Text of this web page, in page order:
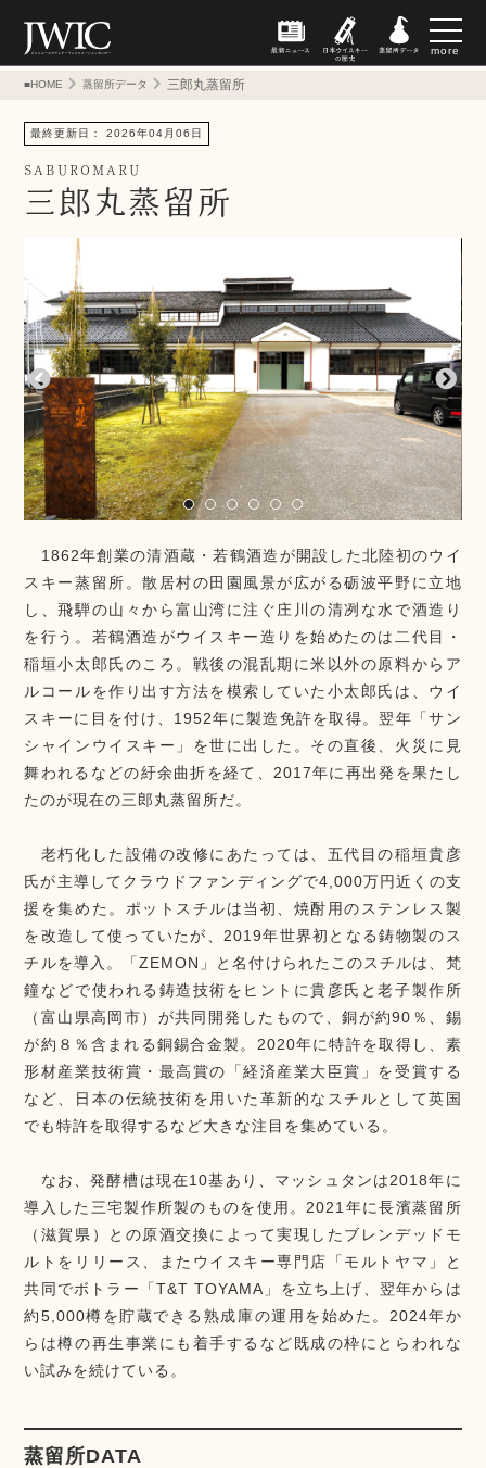
more
■HOME 蒸留所データ 三郎丸蒸留所
最終更新日： 2026年04月06日
SABUROMARU
三郎丸蒸留所
1862年創業の清酒蔵・若鶴酒造が開設した北陸初のウイ
スキー蒸留所。散居村の田園風景が広がる砺波平野に立地
し、飛騨の山々から富山湾に注ぐ庄川の清冽な水で酒造り
を行う。若鶴酒造がウイスキー造りを始めたのは二代目・
稲垣小太郎氏のころ。戦後の混乱期に米以外の原料からア
ルコールを作り出す方法を模索していた小太郎氏は、ウイ
スキーに目を付け、1952年に製造免許を取得。翌年「サン
シャインウイスキー」を世に出した。その直後、火災に見
舞われるなどの紆余曲折を経て、2017年に再出発を果たし
たのが現在の三郎丸蒸留所だ。
老朽化した設備の改修にあたっては、五代目の稲垣貴彦
氏が主導してクラウドファンディングで4,000万円近くの支
援を集めた。ポットスチルは当初、焼酎用のステンレス製
を改造して使っていたが、2019年世界初となる鋳物製のス
チルを導入。「ZEMON」と名付けられたこのスチルは、梵
鐘などで使われる鋳造技術をヒントに貴彦氏と老子製作所
（富山県高岡市）が共同開発したもので、銅が約90％、錫
が約８％含まれる銅錫合金製。2020年に特許を取得し、素
形材産業技術賞・最高賞の「経済産業大臣賞」を受賞する
など、日本の伝統技術を用いた革新的なスチルとして英国
でも特許を取得するなど大きな注目を集めている。
なお、発酵槽は現在10基あり、マッシュタンは2018年に
導入した三宅製作所製のものを使用。2021年に長濱蒸留所
（滋賀県）との原酒交換によって実現したブレンデッドモ
ルトをリリース、またウイスキー専門店「モルトヤマ」と
共同でボトラー「T&T TOYAMA」を立ち上げ、翌年からは
約5,000樽を貯蔵できる熟成庫の運用を始めた。2024年か
らは樽の再生事業にも着手するなど既成の枠にとらわれな
い試みを続けている。
蒸留所DATA